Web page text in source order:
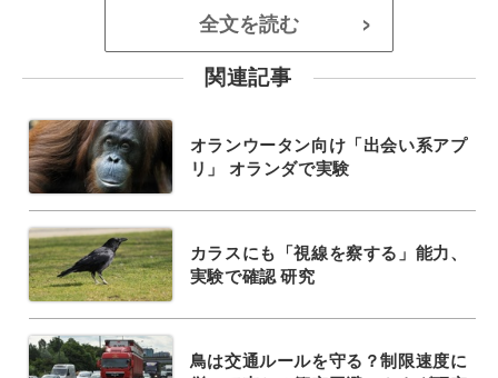
全文を読む >
関連記事
オランウータン向け「出会い系アプ
リ」 オランダで実験
カラスにも「視線を察する」能力、
実験で確認 研究
鳥は交通ルールを守る？制限速度に